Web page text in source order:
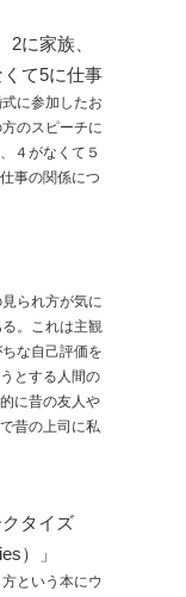
2に家族、
て5に仕事
に参加したお
のスピーチに
４がなくて５
事の関係につ
られ方が気に
。これは主観
な自己評価を
とする人間の
に昔の友人や
昔の上司に私
クタイズ
）」
という本にウ